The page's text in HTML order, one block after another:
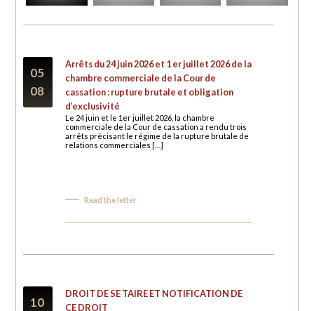
05
08
Arrêts du 24 juin 2026 et 1 er juillet 2026 de la
chambre commerciale de la Cour de
cassation : rupture brutale et obligation
d’exclusivité
Le 24 juin et le 1er juillet 2026, la chambre
commerciale de la Cour de cassation a rendu trois
arrêts précisant le régime de la rupture brutale de
relations commerciales […]
Read the letter
10
DROIT DE SE TAIRE ET NOTIFICATION DE
CE DROIT